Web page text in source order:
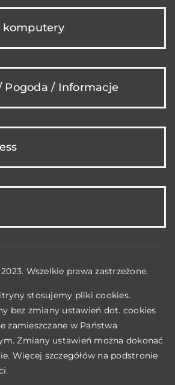
komputery
Pogoda / Informacje
Wszelkie prawa zastrzeżone.
stosujemy pliki cookies.
bez zmiany ustawień dot. cookies
zamieszczane w Państwa
Zmiany ustawień można dokonać
Więcej szczegółów na podstronie
.